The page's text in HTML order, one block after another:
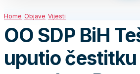
Home Objave Vijesti
OO SDP BiH
uputio čestitku